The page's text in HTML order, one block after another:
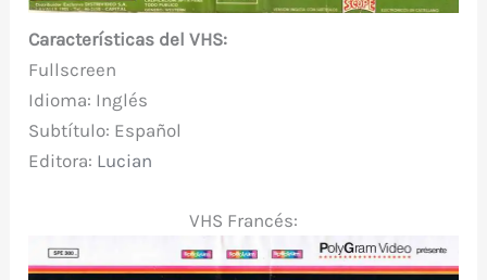
Características del VHS:
Fullscreen
Idioma: Inglés
Subtítulo: Español
Editora: Lucian
VHS Francés: